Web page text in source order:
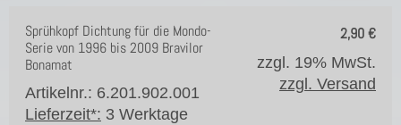
2,90€
Sprühkopf Dichtung für die Mondo-
Serie von 1996 bis 2009 Bravilor
Bonamat
Artikelnr.: 6.201.902.001
Lieferzeit*: 3 Werktage
zzgl. 19% MwSt.
zzgl. Versand